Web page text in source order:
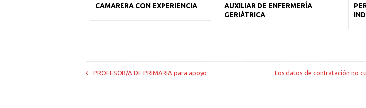
CAMARERA CON EXPERIENCIA
AUXILIAR DE ENFERMERÍA
GERIÁTRICA
PROFESOR/A DE PRIMARIA para apoyo Los datos de contratación no